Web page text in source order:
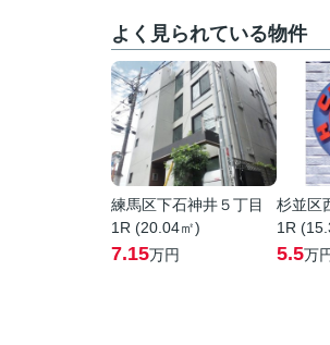
よく見られている物件
練馬区下石神井５丁目
1R (20.04㎡)
7.15万円
杉並区
1R
5.5万